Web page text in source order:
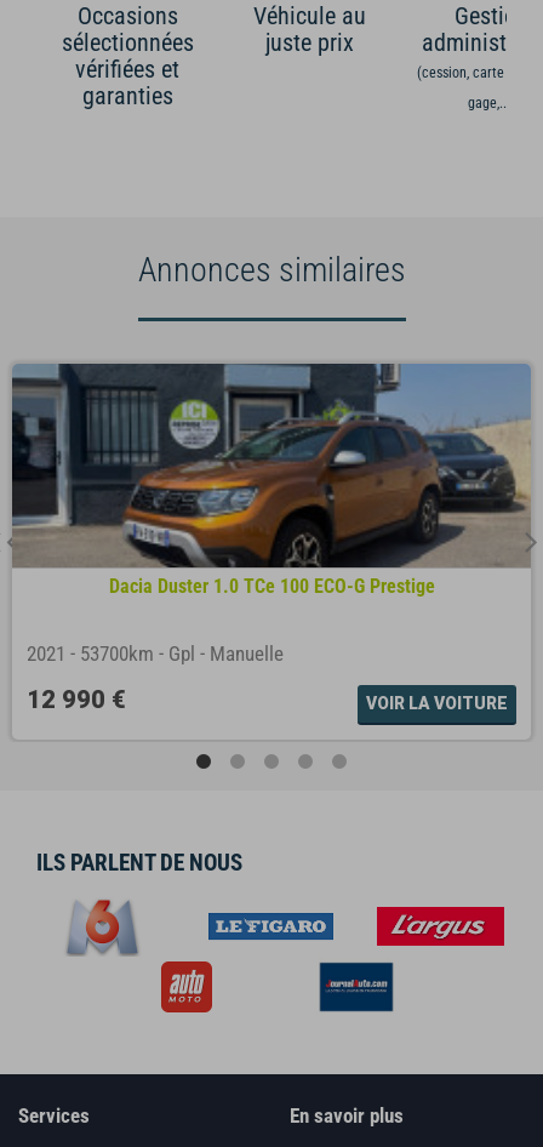
Occasions
sélectionnées
vérifiées et
garanties
Véhicule au
juste prix
Gestion
(cession, carte grise,
gage,...)
Annonces similaires
Dacia Duster 1.0 TCe 100 ECO-G Prestige
2021 - 53700km - Gpl - Manuelle
12 990 € VOIR LA VOITURE
ILS PARLENT DE NOUS
Services En savoir plus